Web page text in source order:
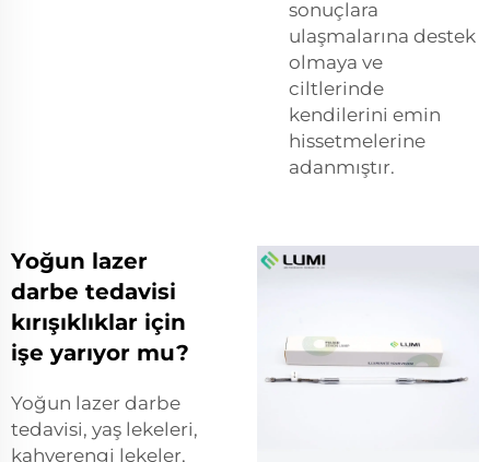
sonuçlara
ulaşmalarına destek
olmaya ve
ciltlerinde
kendilerini emin
hissetmelerine
adanmıştır.
Yoğun lazer
darbe tedavisi
kırışıklıklar için
işe yarıyor mu?
Yoğun lazer darbe
tedavisi, yaş lekeleri,
kahverengi lekeler,